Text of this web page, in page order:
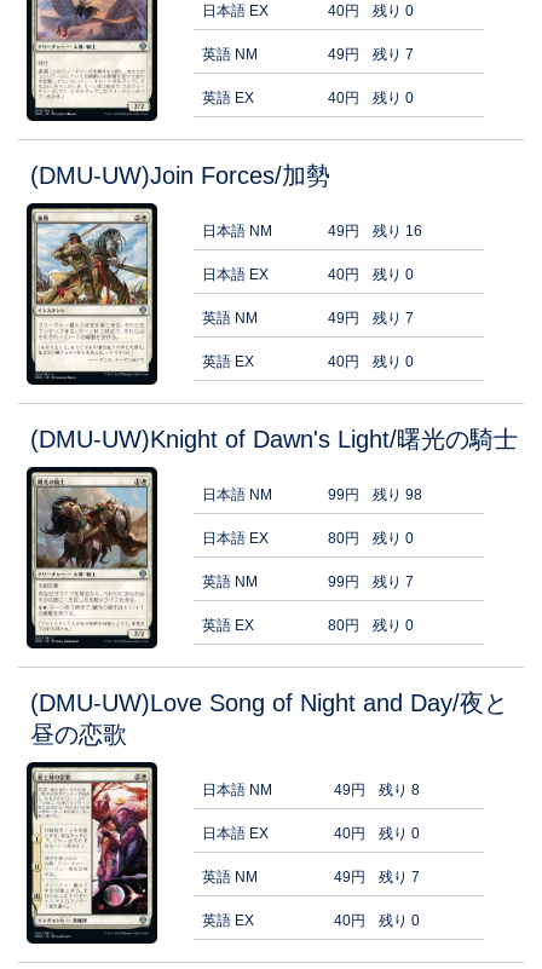
日本語 EX 40円 残り 0
英語 NM 49円 残り 7
英語 EX 40円 残り 0
(DMU-UW)Join Forces/加勢
日本語 NM 49円 残り 16
日本語 EX 40円 残り 0
英語 NM 49円 残り 7
英語 EX 40円 残り 0
(DMU-UW)Knight of Dawn's Light/曙光の騎士
日本語 NM 99円 残り 98
日本語 EX 80円 残り 0
英語 NM 99円 残り 7
英語 EX 80円 残り 0
(DMU-UW)Love Song of Night and Day/夜と
昼の恋歌
日本語 NM 49円 残り 8
日本語 EX 40円 残り 0
英語 NM 49円 残り 7
英語 EX 40円 残り 0